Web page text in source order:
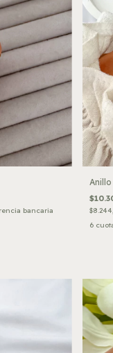
bancaria
Anillo
6